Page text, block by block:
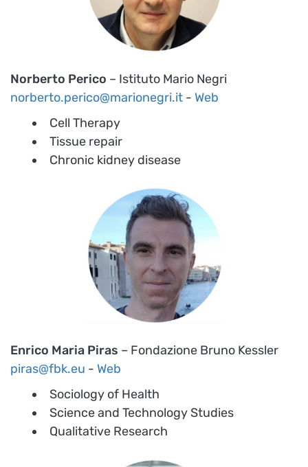
Norberto Perico – Istituto Mario Negri
norberto.perico@marionegri.it - Web
Cell Therapy
Tissue repair
Chronic kidney disease
Enrico Maria Piras – Fondazione Bruno Kessler
piras@fbk.eu - Web
Sociology of Health
Science and Technology Studies
Qualitative Research